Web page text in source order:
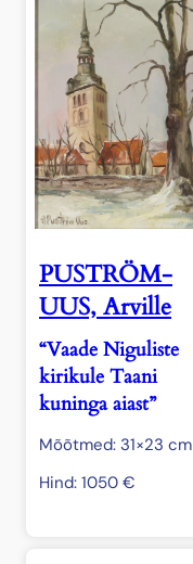
PUSTRÖM-
UUS, Arville
“Vaade Niguliste
kirikule Taani
kuninga aiast”
Mõõtmed: 31×23 cm
Hind: 1050 €